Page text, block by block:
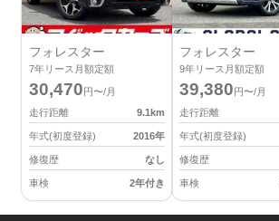
フォレスター
7年リース月額定額
30,470円〜/月
走行距離
9.1km
年式(初度登録) 2016年
修復歴 なし
車検 2年付き
フォレスター
9年リース月額定額
39,380円〜/月
走行距離
年式(初度登録)
修復歴
車検